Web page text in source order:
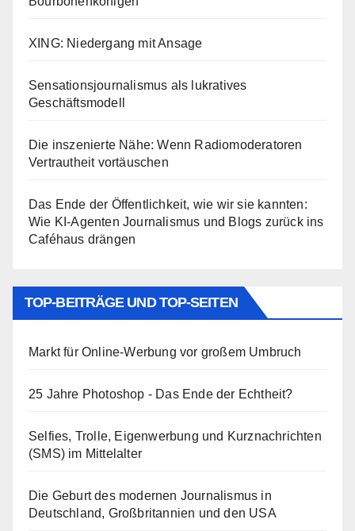
XING: Niedergang mit Ansage
Sensationsjournalismus als lukratives
Geschäftsmodell
Die inszenierte Nähe: Wenn Radiomoderatoren
Vertrautheit vortäuschen
Das Ende der Öffentlichkeit, wie wir sie kannten:
Wie KI-Agenten Journalismus und Blogs zurück ins
Caféhaus drängen
TOP-BEITRÄGE UND TOP-SEITEN
Markt für Online-Werbung vor großem Umbruch
25 Jahre Photoshop - Das Ende der Echtheit?
Selfies, Trolle, Eigenwerbung und Kurznachrichten
(SMS) im Mittelalter
Die Geburt des modernen Journalismus in
Deutschland, Großbritannien und den USA